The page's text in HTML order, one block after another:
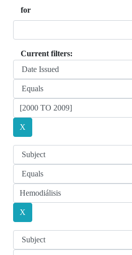
for
Current filters: